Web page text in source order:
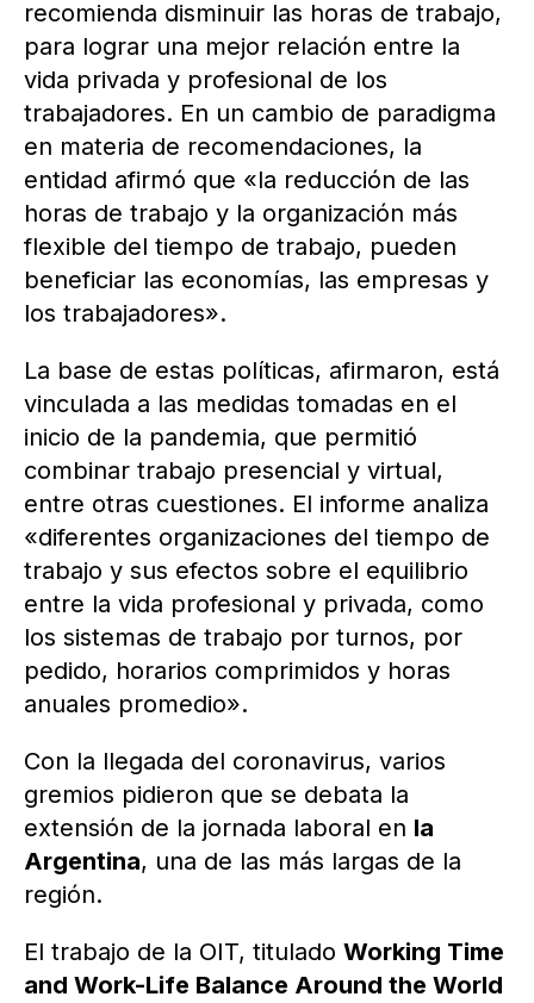
recomienda disminuir las horas de trabajo,
para lograr una mejor relación entre la
vida privada y profesional de los
trabajadores. En un cambio de paradigma
en materia de recomendaciones, la
entidad afirmó que «la reducción de las
horas de trabajo y la organización más
flexible del tiempo de trabajo, pueden
beneficiar las economías, las empresas y
los trabajadores».
La base de estas políticas, afirmaron, está
vinculada a las medidas tomadas en el
inicio de la pandemia, que permitió
combinar trabajo presencial y virtual,
entre otras cuestiones. El informe analiza
«diferentes organizaciones del tiempo de
trabajo y sus efectos sobre el equilibrio
entre la vida profesional y privada, como
los sistemas de trabajo por turnos, por
pedido, horarios comprimidos y horas
anuales promedio».
Con la llegada del coronavirus, varios
gremios pidieron que se debata la
extensión de la jornada laboral en la
Argentina, una de las más largas de la
región.
El trabajo de la OIT, titulado Working Time
and Work-Life Balance Around the World